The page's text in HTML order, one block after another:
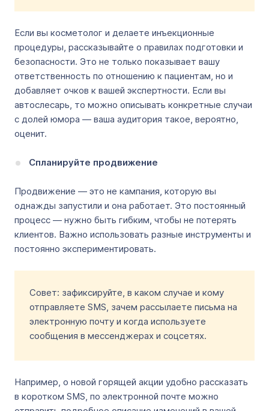
Если вы косметолог и делаете инъекционные
процедуры, рассказывайте о правилах подготовки и
безопасности. Это не только показывает вашу
ответственность по отношению к пациентам, но и
добавляет очков к вашей экспертности. Если вы
автослесарь, то можно описывать конкретные случаи
с долей юмора — ваша аудитория такое, вероятно,
оценит.
Спланируйте продвижение
Продвижение — это не кампания, которую вы
однажды запустили и она работает. Это постоянный
процесс — нужно быть гибким, чтобы не потерять
клиентов. Важно использовать разные инструменты и
постоянно экспериментировать.
Совет: зафиксируйте, в каком случае и кому
отправляете SMS, зачем рассылаете письма на
электронную почту и когда используете
сообщения в мессенджерах и соцсетях.
Например, о новой горящей акции удобно рассказать
в коротком SMS, по электронной почте можно